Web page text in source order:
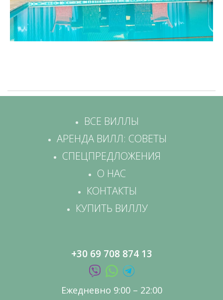
ВСЕ ВИЛЛЫ
АРЕНДА ВИЛЛ: СОВЕТЫ
СПЕЦПРЕДЛОЖЕНИЯ
О НАС
КОНТАКТЫ
КУПИТЬ ВИЛЛУ
+30 69 708 874 13
Ежедневно 9:00 – 22:00